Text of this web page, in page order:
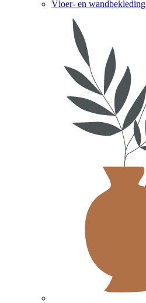
Vloer- en wandbekleding